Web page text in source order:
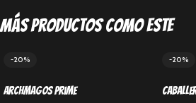
Más productos como este
-20%
Archmagos Prime
-20%